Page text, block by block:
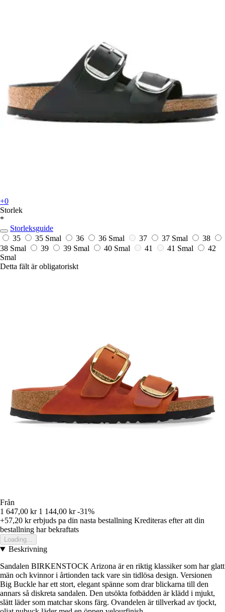
+0
Storlek
*
Storleksguide
35
35 Smal 36 36 Smal 37 37 Smal
38
38 Smal
39 39 Smal 40 Smal 41 41 Smal
42
Smal
Detta fält är obligatoriskt
Från
1 647,00 kr 1 144,00 kr -31%
+57,20 krerbjuds pa din nasta bestallning Krediteras efter att din
bestallning har bekraftats
Loading...
Beskrivning
Sandalen BIRKENSTOCK Arizona är en riktig klassiker som har glatt
män och kvinnor i årtionden tack vare sin tidlösa design. Versionen
Big Buckle har ett stort, elegant spänne som drar blickarna till den
annars så diskreta sandalen. Den utsökta fotbädden är klädd i mjukt,
slätt läder som matchar skons färg. Ovandelen är tillverkad av tjockt,